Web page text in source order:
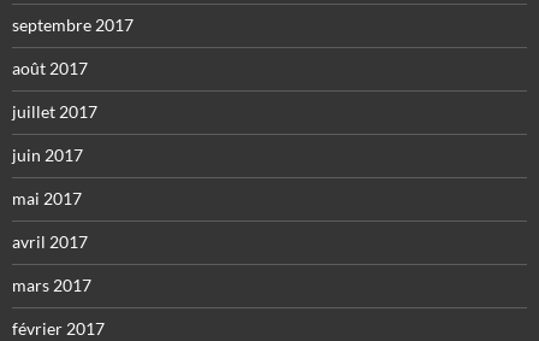
septembre 2017
août 2017
juillet 2017
juin 2017
mai 2017
avril 2017
mars 2017
février 2017